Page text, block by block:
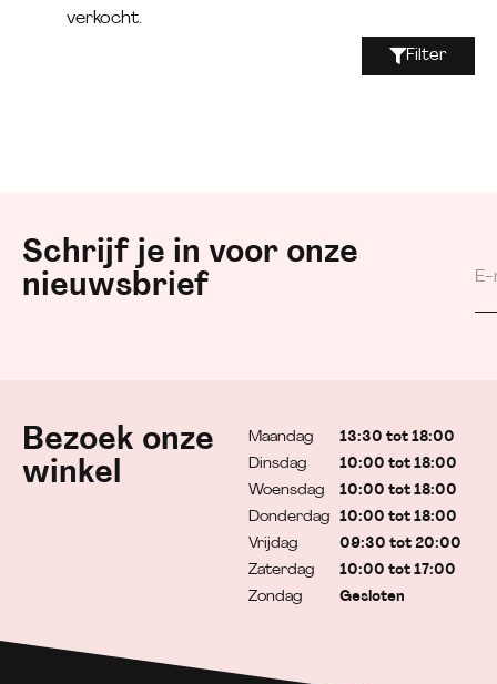
verkocht.
Filter
Schrijf je in voor onze
nieuwsbrief
Bezoek onze
winkel
Maandag
Dinsdag
Woensdag
Donderdag
Vrijdag
Zaterdag
Zondag
13:30 tot 18:00
10:00 tot 18:00
10:00 tot 18:00
10:00 tot 18:00
09:30 tot 20:00
10:00 tot 17:00
Gesloten